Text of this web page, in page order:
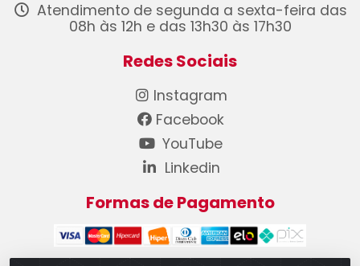
Atendimento de segunda a sexta-feira das
08h às 12h e das 13h30 às 17h30
Redes Sociais
Instagram
Facebook
YouTube
Linkedin
Formas de Pagamento